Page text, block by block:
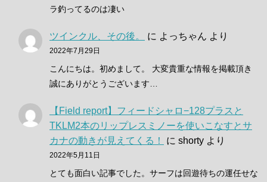
ラ釣ってるのは凄い
ツインクル、その後。 に よっちゃん より
2022年7月29日
こんにちは。初めまして。 大変貴重な情報を掲載頂き
誠にありがとうございます…
【Field report】フィードシャロ−128プラスと
TKLM2本のリップレスミノーを使いこなすとサ
カナの動きが見えてくる！
に shorty より
2022年5月11日
とても面白い記事でした。サーフは回遊待ちの運任せな